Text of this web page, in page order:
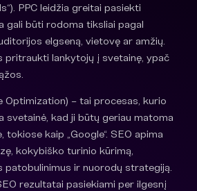
PPC leidžia greitai pasiekti
gali būti rodoma tiksliai pagal
elgseną, vietovę ar amžių.
pritraukti lankytojų į svetainę, ypač
Optimization) – tai procesas, kurio
svetainė, kad ji būtų geriau matoma
kaip „Google“. SEO apima
kokybiško turinio kūrimą,
patobulinimus ir nuorodų strategiją.
rezultatai pasiekiami per ilgesnį